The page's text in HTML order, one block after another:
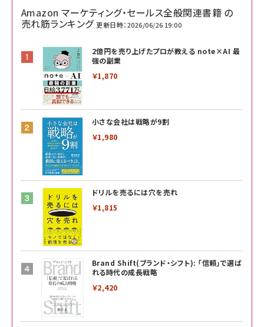
Amazon マーケティング・セールス全般関連書籍 の
売れ筋ランキング 更新日時：2026/06/26 19:00
2億円を売り上げたプロが教える note×AI 最
強の副業
￥1,870
小さな会社は戦略が9割
￥1,980
ドリルを売るには穴を売れ
￥1,815
Brand Shift(ブランド・シフト): 「信頼」で選ば
れる時代の成長戦略
￥2,420